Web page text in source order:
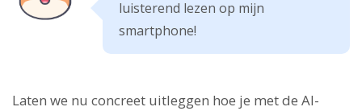
luisterend lezen op mijn
smartphone!
Laten we nu concreet uitleggen hoe je met de AI-